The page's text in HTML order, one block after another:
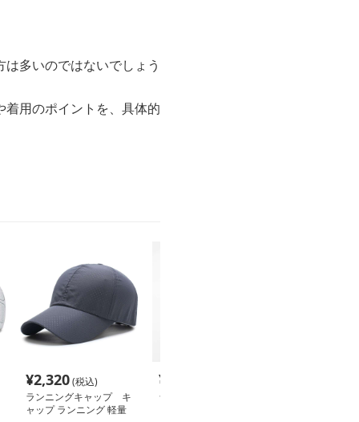
多いのではないでしょう
着用のポイントを、具体的
¥2,320(税込)
ランニングキャップ キ
ャップ ランニング 軽量
¥
ランニングキャップ コ